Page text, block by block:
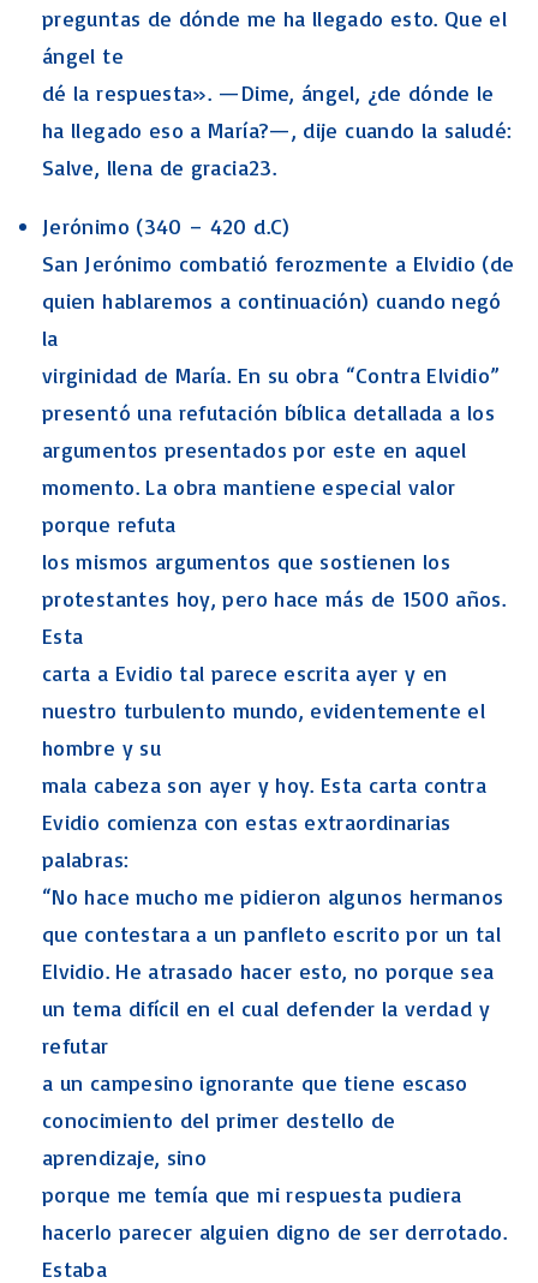
preguntas de dónde me ha llegado esto. Que el
ángel te
dé la respuesta». —Dime, ángel, ¿de dónde le
ha llegado eso a María?—, dije cuando la saludé:
Salve, llena de gracia23.
Jerónimo (340 – 420 d.C)
San Jerónimo combatió ferozmente a Elvidio (de
quien hablaremos a continuación) cuando negó
la
virginidad de María. En su obra “Contra Elvidio”
presentó una refutación bíblica detallada a los
argumentos presentados por este en aquel
momento. La obra mantiene especial valor
porque refuta
los mismos argumentos que sostienen los
protestantes hoy, pero hace más de 1500 años.
Esta
carta a Evidio tal parece escrita ayer y en
nuestro turbulento mundo, evidentemente el
hombre y su
mala cabeza son ayer y hoy. Esta carta contra
Evidio comienza con estas extraordinarias
palabras:
“No hace mucho me pidieron algunos hermanos
que contestara a un panfleto escrito por un tal
Elvidio. He atrasado hacer esto, no porque sea
un tema difícil en el cual defender la verdad y
refutar
a un campesino ignorante que tiene escaso
conocimiento del primer destello de
aprendizaje, sino
porque me temía que mi respuesta pudiera
hacerlo parecer alguien digno de ser derrotado.
Estaba